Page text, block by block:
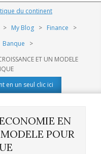
du continent
> My Blog > Finance
>
Banque
>
ET UN MODELE
en un seul clic ici
EN
POUR